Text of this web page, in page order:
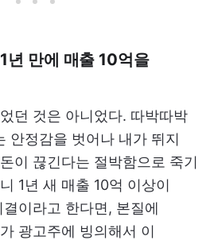
년 만에 매출 10억을
던 것은 아니었다. 따박따박
안정감을 벗어나 내가 뛰지
이 끊긴다는 절박함으로 죽기
1년 새 매출 10억 이상이
이라고 한다면, 본질에
광고주에 빙의해서 이